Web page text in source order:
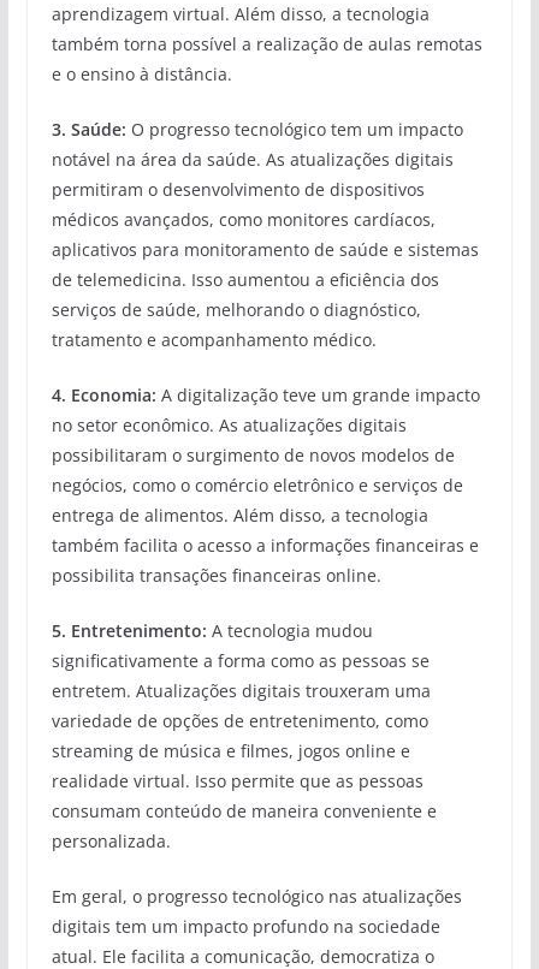
aprendizagem virtual. Além disso, a tecnologia
também torna possível a realização de aulas remotas
e o ensino à distância.
3. Saúde: O progresso tecnológico tem um impacto
notável na área da saúde. As atualizações digitais
permitiram o desenvolvimento de dispositivos
médicos avançados, como monitores cardíacos,
aplicativos para monitoramento de saúde e sistemas
de telemedicina. Isso aumentou a eficiência dos
serviços de saúde, melhorando o diagnóstico,
tratamento e acompanhamento médico.
4. Economia: A digitalização teve um grande impacto
no setor econômico. As atualizações digitais
possibilitaram o surgimento de novos modelos de
negócios, como o comércio eletrônico e serviços de
entrega de alimentos. Além disso, a tecnologia
também facilita o acesso a informações financeiras e
possibilita transações financeiras online.
5. Entretenimento: A tecnologia mudou
significativamente a forma como as pessoas se
entretem. Atualizações digitais trouxeram uma
variedade de opções de entretenimento, como
streaming de música e filmes, jogos online e
realidade virtual. Isso permite que as pessoas
consumam conteúdo de maneira conveniente e
personalizada.
Em geral, o progresso tecnológico nas atualizações
digitais tem um impacto profundo na sociedade
atual. Ele facilita a comunicação, democratiza o